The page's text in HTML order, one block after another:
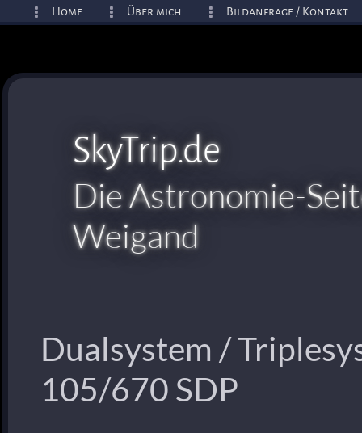
SkyTrip.de
Die Astronomie-
Weigand
Dualsystem /
105/670 SDP
Home Über mich Bildanfrage / Kontakt